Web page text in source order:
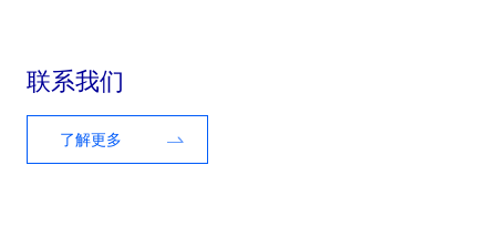
联系我们
了解更多